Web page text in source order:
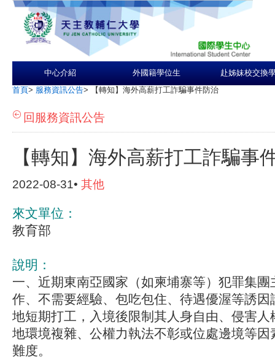
中心介紹 外國籍學位生 赴姊妹校交換
首頁> 服務資訊公告> 【轉知】海外高薪打工詐騙事件防治
回服務資訊公告
【轉知】海外高薪打工詐騙事
2022-08-31• 其他
來文單位：
教育部
說明：
一、近期東南亞國家（如柬埔寨等）犯罪集團
作、不需要經驗、包吃包住、待遇優渥等誘因
地短期打工，入境後限制其人身自由、侵害人
地環境複雜、公權力執法不彰或位處邊境等因
難度。